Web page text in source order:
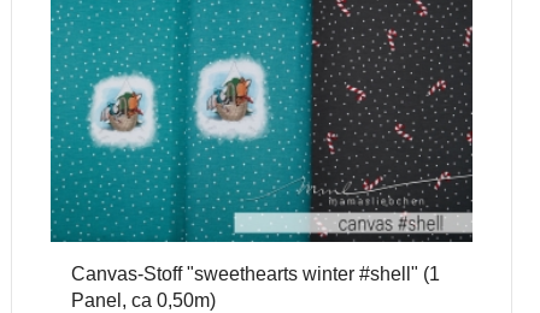
Canvas-Stoff "sweethearts winter #shell" (1
Panel, ca 0,50m)